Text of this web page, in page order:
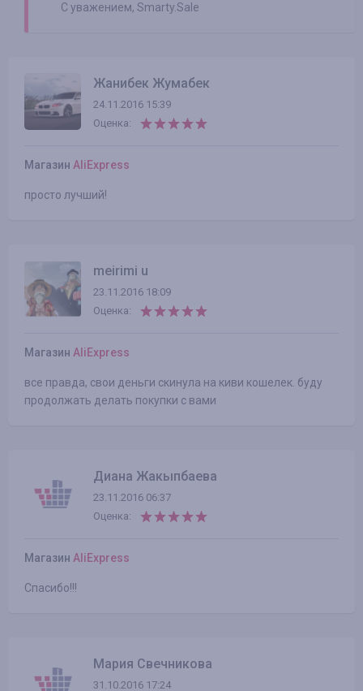
С уважением, Smarty.Sale
Жанибек Жумабек
24.11.2016 15:39
Оценка:
Магазин AliExpress
просто лучший!
meirimi u
23.11.2016 18:09
Оценка:
Магазин AliExpress
все правда, свои деньги скинула на киви кошелек. буду
продолжать делать покупки с вами
Диана Жакыпбаева
23.11.2016 06:37
Оценка:
Магазин AliExpress
Спасибо!!!
Мария Свечникова
31.10.2016 17:24